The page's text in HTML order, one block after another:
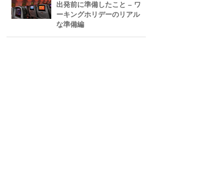
出発前に準備したこと – ワ
ーキングホリデーのリアル
な準備編